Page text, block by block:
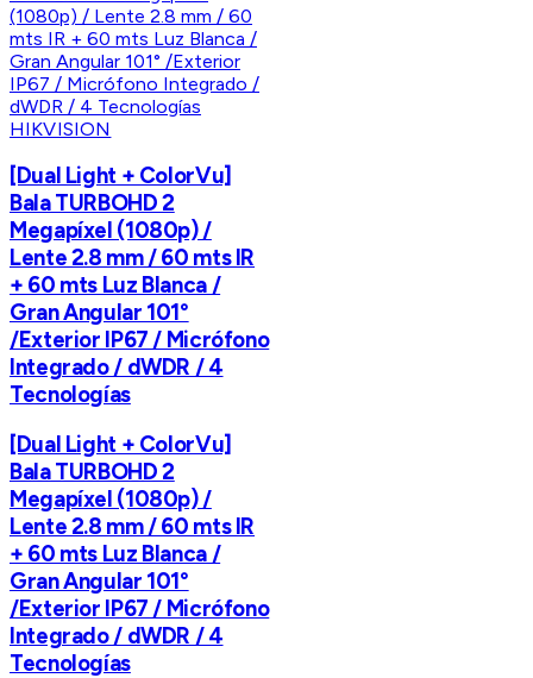
HIKVISION
[Dual Light + ColorVu]
Bala TURBOHD 2
Megapíxel (1080p) /
Lente 2.8 mm / 60 mts IR
+ 60 mts Luz Blanca /
Gran Angular 101°
/Exterior IP67 / Micrófono
Integrado / dWDR / 4
Tecnologías
[Dual Light + ColorVu]
Bala TURBOHD 2
Megapíxel (1080p) /
Lente 2.8 mm / 60 mts IR
+ 60 mts Luz Blanca /
Gran Angular 101°
/Exterior IP67 / Micrófono
Integrado / dWDR / 4
Tecnologías